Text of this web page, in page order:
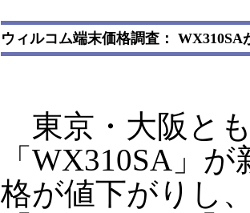
ウィルコム端末価格調査： WX310SA
東京・大阪と
「WX310SA」
格が値下がりし